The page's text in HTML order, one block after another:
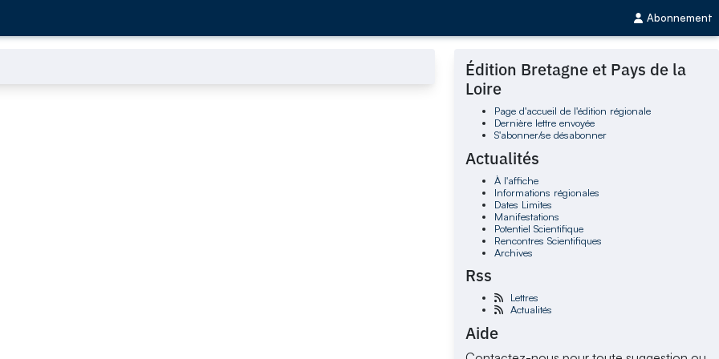
Abonnement
Édition Bretagne et Pays de la
Loire
Page d'accueil de l'édition régionale
Dernière lettre envoyée
S'abonner/se désabonner
Actualités
À l'affiche
Informations régionales
Dates Limites
Manifestations
Potentiel Scientifique
Rencontres Scientifiques
Archives
Rss
Lettres
Actualités
Aide